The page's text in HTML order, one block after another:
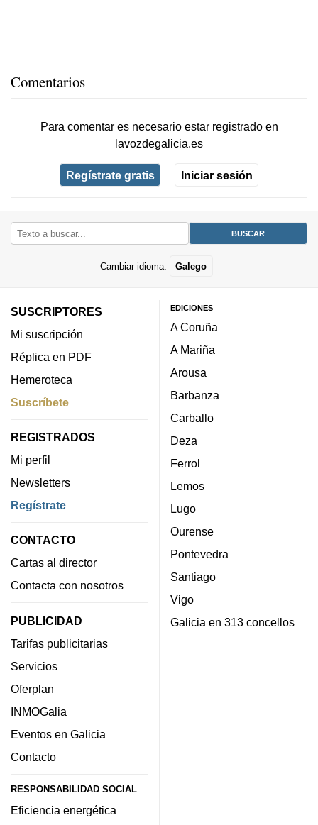
Comentarios
Para comentar es necesario estar registradoen
lavozdegalicia.es
Regístrate gratis Iniciar sesión
Cambiar idioma: Galego
SUSCRIPTORES
Mi suscripción
Réplica en PDF
Hemeroteca
Suscríbete
REGISTRADOS
Mi perfil
Newsletters
Regístrate
CONTACTO
Cartas al director
Contacta con nosotros
PUBLICIDAD
Tarifas publicitarias
Servicios
Oferplan
INMOGalia
Eventos en Galicia
Contacto
RESPONSABILIDAD SOCIAL
Eficiencia energética
EDICIONES
A Coruña
A Mariña
Arousa
Barbanza
Carballo
Deza
Ferrol
Lemos
Lugo
Ourense
Pontevedra
Santiago
Vigo
Galicia en 313 concellos